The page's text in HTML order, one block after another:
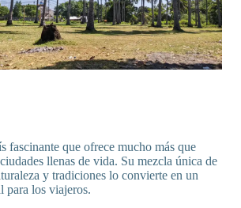
fascinante que ofrece mucho más que
llenas de vida. Su mezcla única de
y tradiciones lo convierte en un
para los viajeros.